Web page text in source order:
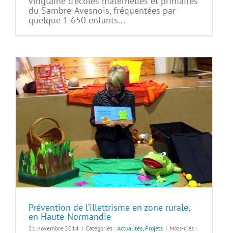
du Sambre-Avesnois, fréquentées par
quelque 1 650 enfants...
Prévention de l’illettrisme en zone rurale,
en Haute-Normandie
21 novembre 2014 | Catégories : Actualités, Projets | Mots-clés :